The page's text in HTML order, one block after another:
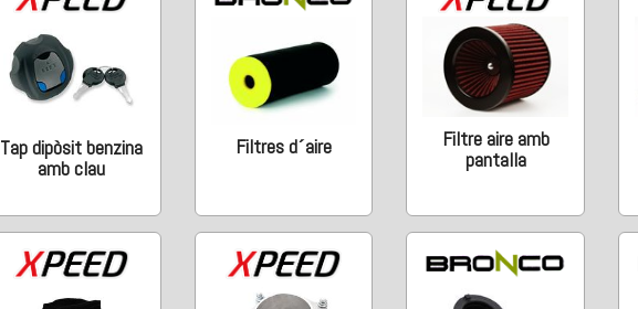
Tap dipòsit benzina
amb clau
Filtres d´aire
Filtre aire amb
pantalla